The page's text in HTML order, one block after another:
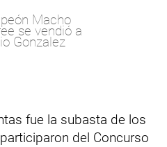
Macho
se vendió a
Gonzalez
fue la subasta de los
del Concurso